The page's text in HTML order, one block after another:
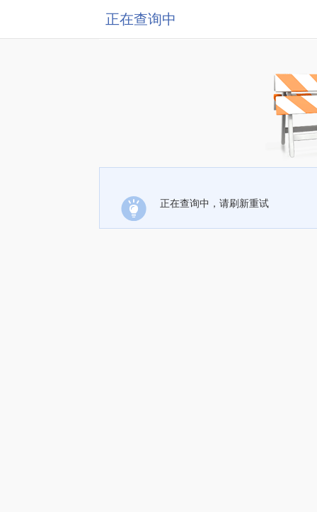
正在查询中
正在查询中，请刷新重试